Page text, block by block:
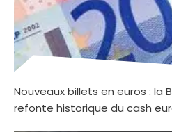
Nouveaux billets en euros : la
refonte historique du cash